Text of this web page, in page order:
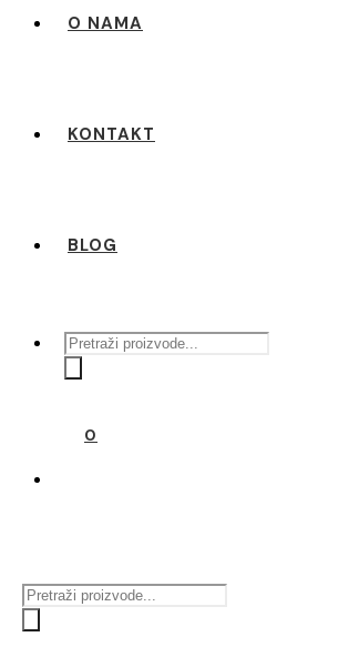
O NAMA
KONTAKT
BLOG
Products
search
0
Products
search